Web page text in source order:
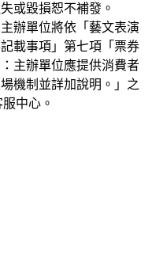
或毀損恕不補發。
辦單位將依「藝文表演
載事項」第七項「票券
主辦單位應提供消費者
機制並詳加說明。」之
中心。